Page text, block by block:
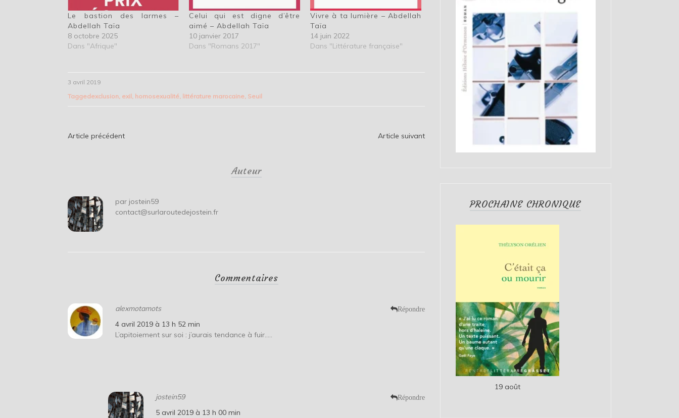
Le bastion des larmes –
Abdellah Taïa
8 octobre 2025
Dans "Afrique"
Celui qui est digne d’être
aimé – Abdellah Taïa
10 janvier 2017
Dans "Romans 2017"
Vivre à ta lumière – Abdellah
Taïa
14 juin 2022
Dans "Littérature française"
3 avril 2019
Taggedexclusion, exil, homosexualité, littérature marocaine, Seuil
Navigation
Article précédent Article suivant
Auteur
par jostein59
contact@surlaroutedejostein.fr
Commentaires
alexmotamots Répondre
4 avril 2019 à 13 h 52 min
L’apitoiement sur soi : j’aurais tendance à fuir…..
jostein59 Répondre
5 avril 2019 à 13 h 00 min
PROCHAINE CHRONIQUE
19 août